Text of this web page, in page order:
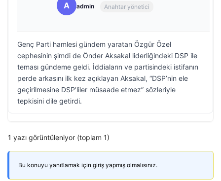
A admin Anahtar yönetici
Genç Parti hamlesi gündem yaratan Özgür Özel
cephesinin şimdi de Önder Aksakal liderliğindeki DSP ile
teması gündeme geldi. İddiaların ve partisindeki istifanın
perde arkasını ilk kez açıklayan Aksakal, “DSP’nin ele
geçirilmesine DSP’liler müsaade etmez” sözleriyle
tepkisini dile getirdi.
1 yazı görüntüleniyor (toplam 1)
Bu konuyu yanıtlamak için giriş yapmış olmalısınız.